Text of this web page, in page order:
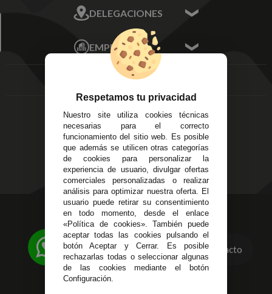
Mis Direcciones
Mis Pedidos
Mis favoritos
FAQ's
DELEGACIONES
Écija - Sevilla
Av. Plaza de Toros.
Local 3
Córdoba
14
Alzira - Valencia
C/ Esplugues, 135
EMPRESA
Aviso Legal
Devoluciones
Política de Privacidad
Pago Seguro
Terminos y
Condiciones Generales
Políticas de Cookies
623 23 31 98
Atendemos Whatsapp
955 44 45 43/955 44 45 44
info@steielectronica.com
Contacto
Respetamos tu privacidad
Nuestro site utiliza cookies técnicas
necesarias para el correcto
funcionamiento del sitio web. Es posible
que además se utilicen otras categorías
de cookies para personalizar la
experiencia de usuario, divulgar ofertas
comerciales personalizadas o realizar
análisis para optimizar nuestra oferta. El
usuario puede retirar su consentimiento
en todo momento, desde el enlace
«Política de cookies». También puede
aceptar todas las cookies pulsando el
botón Aceptar y Cerrar. Es posible
rechazarlas todas o seleccionar algunas
de las cookies mediante el botón
Configuración.